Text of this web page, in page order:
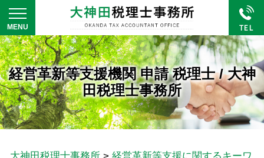
経営革新等支援機関 申請 税理士 / 大神
田税理士事務所